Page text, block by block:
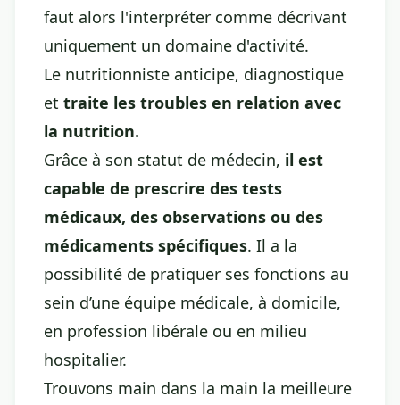
faut alors l'interpréter comme décrivant
uniquement un domaine d'activité.
Le nutritionniste anticipe, diagnostique
et traite les troubles en relation avec
la nutrition.
Grâce à son statut de médecin, il est
capable de prescrire des tests
médicaux, des observations ou des
médicaments spécifiques. Il a la
possibilité de pratiquer ses fonctions au
sein d’une équipe médicale, à domicile,
en profession libérale ou en milieu
hospitalier.
Trouvons main dans la main la meilleure